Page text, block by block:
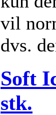
vil
dvs.
Soft
stk.